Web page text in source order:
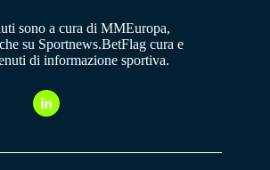
sono a cura di MMEuropa,
su Sportnews.BetFlag cura e
di informazione sportiva.